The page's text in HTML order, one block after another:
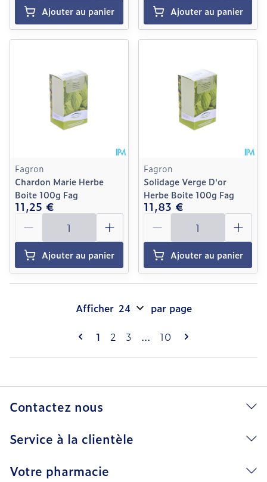
Ajouter au panier Ajouter au panier
Fagron
Chardon Marie Herbe
Boite 100g Fag
11,25 €
Quantité
Ajouter au panier
Fagron
Solidage Verge D'or
Herbe Boite 100g Fag
11,83 €
Quantité
Ajouter au panier
Vous lisez actuellement la page
1 Page
2 Page
3 ... Page
10
Afficher par page
Contactez nous
Service à la clientèle
Votre pharmacie